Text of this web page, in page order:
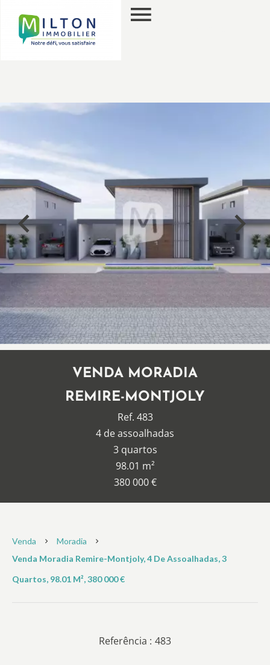
VENDA MORADIA
REMIRE-MONTJOLY
Ref. 483
4 de assoalhadas
3 quartos
98.01 m²
380 000 €
Venda
Moradia
Venda Moradia Remire-Montjoly, 4 De Assoalhadas, 3
Quartos, 98.01 M², 380 000 €
Referência 483